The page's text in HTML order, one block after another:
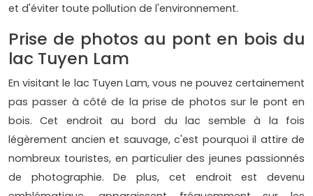
et d'éviter toute pollution de l'environnement.
Prise de photos au pont en bois du
lac Tuyen Lam
En visitant le lac Tuyen Lam, vous ne pouvez certainement
pas passer à côté de la prise de photos sur le pont en
bois. Cet endroit au bord du lac semble à la fois
légèrement ancien et sauvage, c'est pourquoi il attire de
nombreux touristes, en particulier des jeunes passionnés
de photographie. De plus, cet endroit est devenu